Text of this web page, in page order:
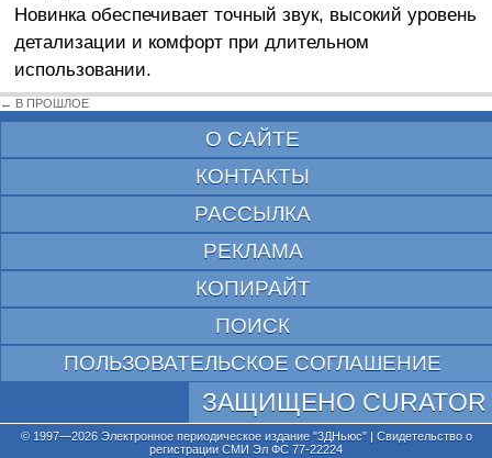
Новинка обеспечивает точный звук, высокий уровень
детализации и комфорт при длительном
использовании.
← В ПРОШЛОЕ
О САЙТЕ
КОНТАКТЫ
РАССЫЛКА
РЕКЛАМА
КОПИРАЙТ
ПОИСК
ПОЛЬЗОВАТЕЛЬСКОЕ СОГЛАШЕНИЕ
ЗАЩИЩЕНО CURATOR
© 1997—2026 Электронное периодическое издание "3ДНьюс" | Свидетельство о
регистрации СМИ Эл ФС 77-22224